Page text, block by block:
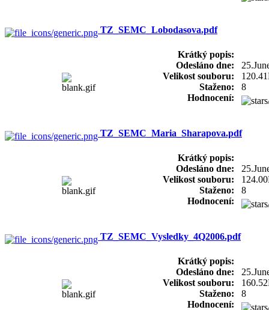
TZ_SEMC_Lobodasova.pdf
Krátký popis:
Odesláno dne:
Velikost souboru:
Staženo:
8
Hodnocení:
TZ_SEMC_Maria_Sharapova.pdf
Krátký popis:
Odesláno dne:
Velikost souboru:
Staženo:
8
Hodnocení:
TZ_SEMC_Vysledky_4Q2006.pdf
Krátký popis:
Odesláno dne:
Velikost souboru:
Staženo:
8
Hodnocení: